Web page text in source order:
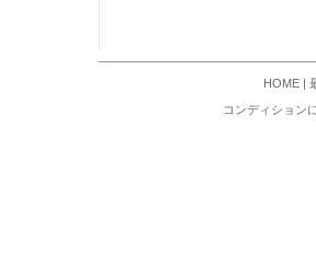
HOME |
コンディション